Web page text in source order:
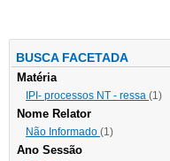
BUSCA FACETADA
Matéria
IPI- processos NT - ressa (1)
Nome Relator
Não Informado (1)
Ano Sessão